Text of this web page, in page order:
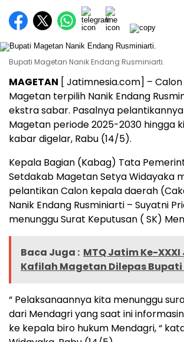
Bupati Magetan Nanik Endang Rusminiarti.
MAGETAN [ Jatimnesia.com] –
Magetan terpilih Nanik Endang
ekstra sabar. Pasalnya
Magetan periode 2025-2030 hingga
kabar digelar, Rabu (14/5).
Kepala Bagian (Kabag) Tata
Setdakab Magetan Setya Widayaka
pelantikan Calon kepala daerah
Nanik Endang Rusminiarti – Suyatni
menunggu Surat Keputusan ( SK)
Baca Juga : MTQ Jatim Ke-XXXI
Kafilah Magetan Dilepas Bupati
“ Pelaksanaannya kita menunggu
dari Mendagri yang saat ini
ke kepala biro hukum Mendagri, “